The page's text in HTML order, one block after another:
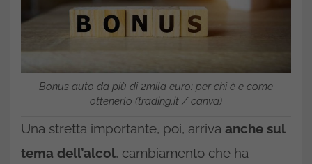
Bonus auto da più di 2mila euro: per chi è e come
ottenerlo (trading.it / canva)
Una stretta importante, poi, arriva anche sul
tema dell’alcol, cambiamento che ha